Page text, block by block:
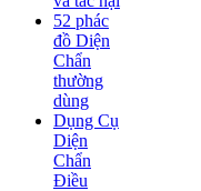
52 phác
đồ Diện
Chẩn
thường
dùng
Dụng Cụ
Diện
Chẩn
Điều